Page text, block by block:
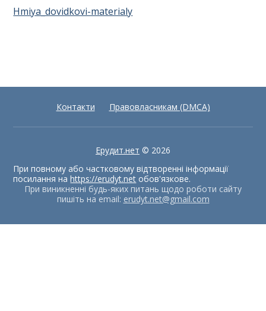
Hmiya_dovidkovi-materialy
Контакти Правовласникам (DMCA)
Ерудит.нет © 2026
При повному або частковому відтворенні інформації
посилання наhttps://erudyt.net обов'язкове.
При виникненні будь-яких питань щодо роботи сайту
пишіть на email: erudyt.net@gmail.com